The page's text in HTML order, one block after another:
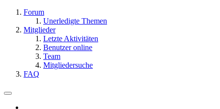
Forum
Unerledigte Themen
Mitglieder
Letzte Aktivitäten
Benutzer online
Team
Mitgliedersuche
FAQ